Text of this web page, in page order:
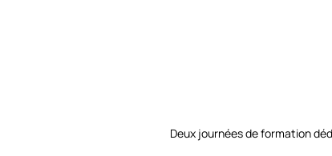
Deux journées de formation